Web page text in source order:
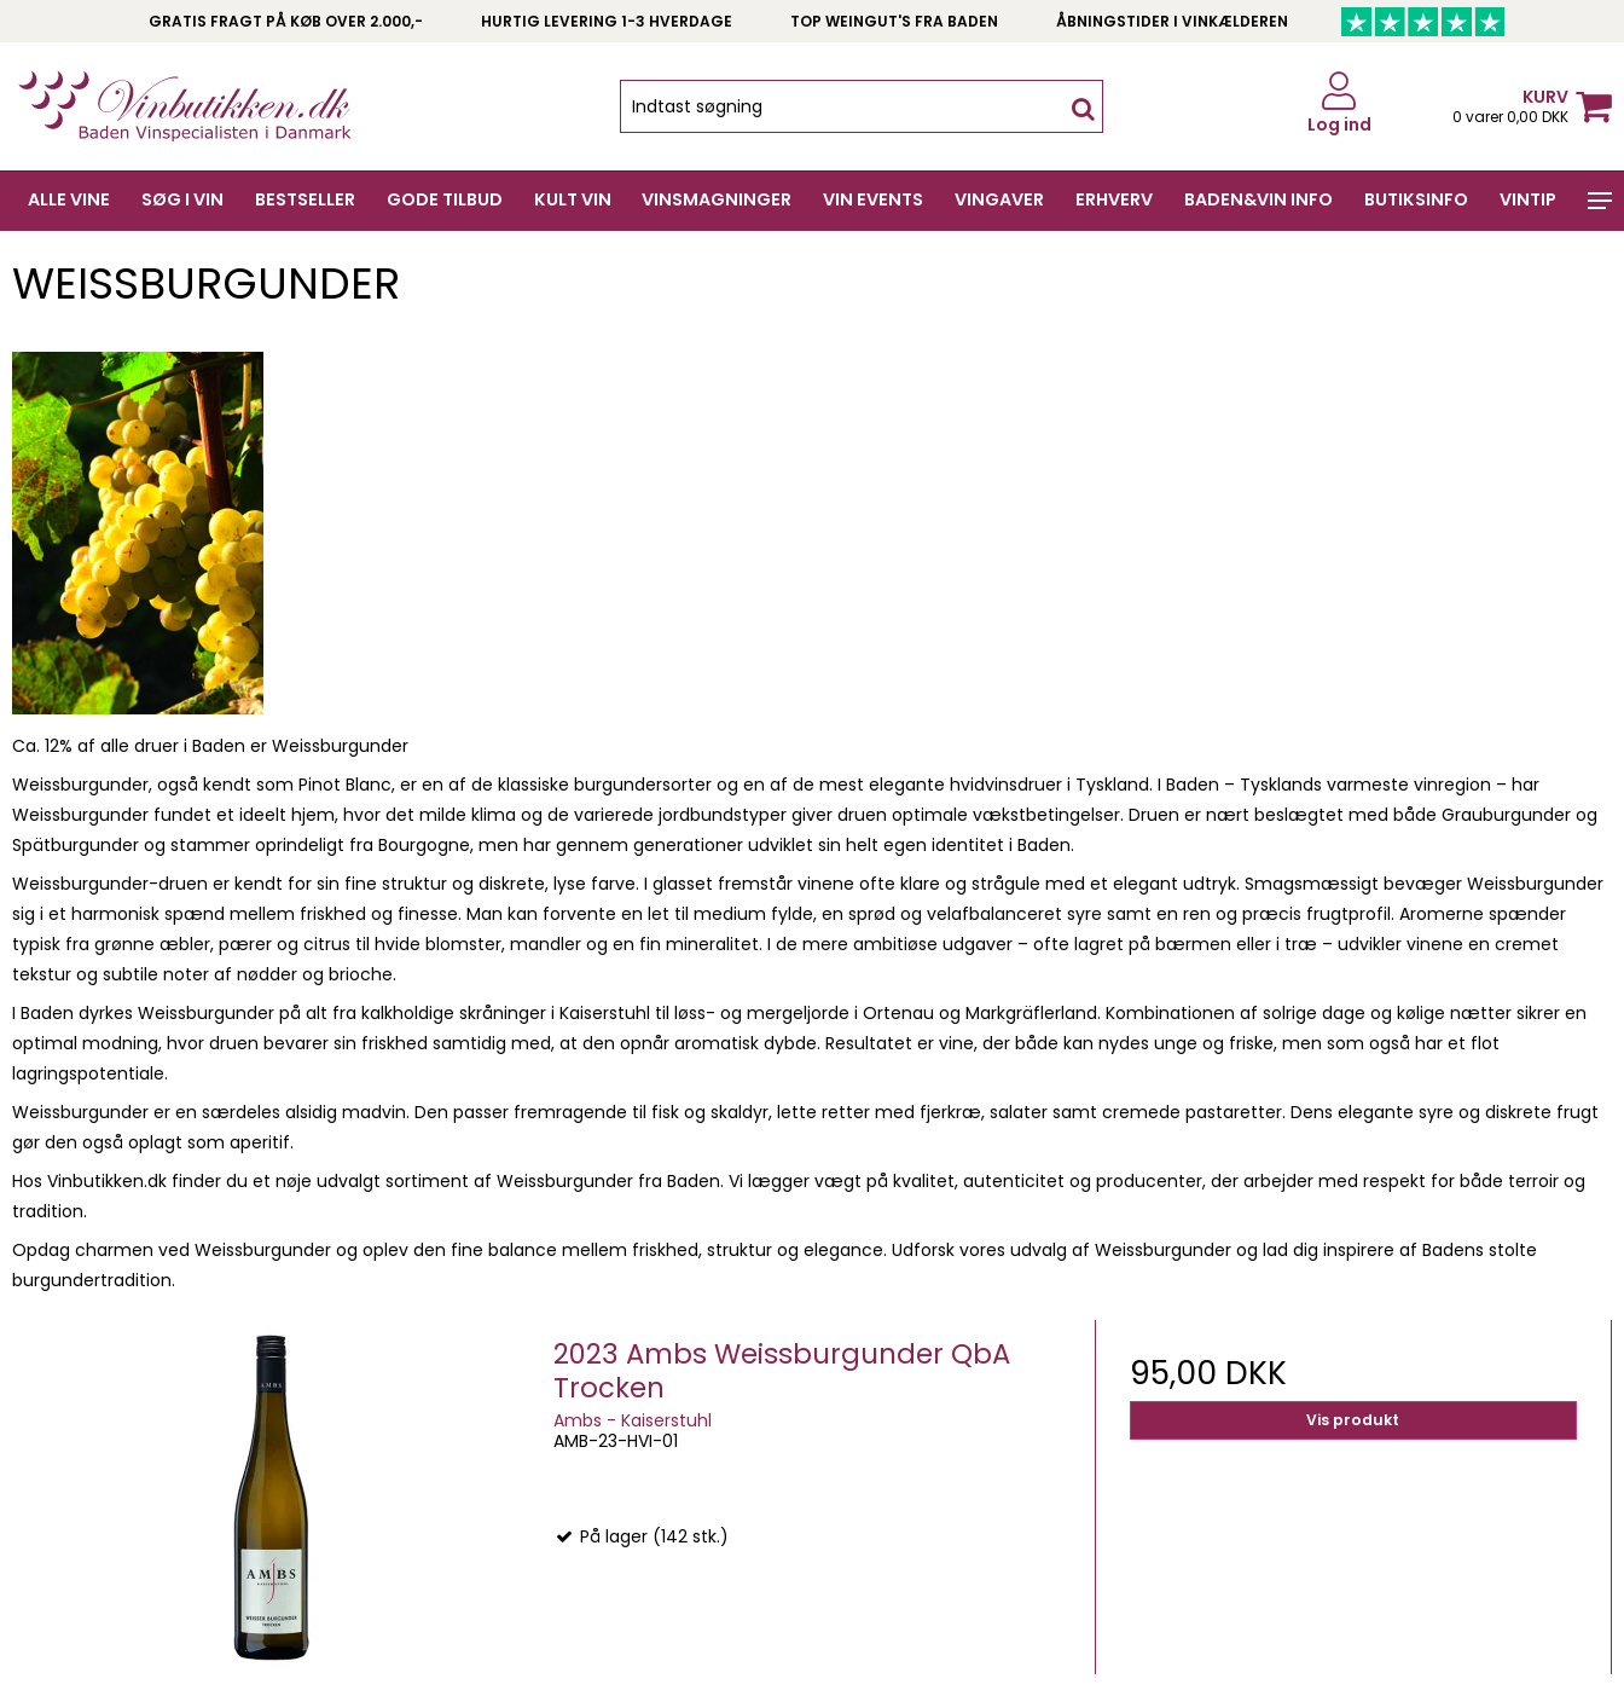
GRATIS FRAGT PÅ KØB OVER 2.000,- HURTIG LEVERING 1-3 HVERDAGE TOP WEINGUT'S FRA BADEN ÅBNINGSTIDER I VINKÆLDEREN
Log ind
KURV
0 varer 0,00 DKK
ALLE VINE SØG I VIN BESTSELLER GODE TILBUD KULT VIN VINSMAGNINGER VIN EVENTS VINGAVER ERHVERV BADEN&VIN INFO BUTIKSINFO VINTIP
WEISSBURGUNDER
Ca. 12% af alle druer i Baden er Weissburgunder
Weissburgunder, også kendt som Pinot Blanc, er en af de klassiske burgundersorter og en af de mest elegante hvidvinsdruer i Tyskland. I Baden – Tysklands varmeste vinregion – har
Weissburgunder fundet et ideelt hjem, hvor det milde klima og de varierede jordbundstyper giver druen optimale vækstbetingelser. Druen er nært beslægtet med både Grauburgunder og
Spätburgunder og stammer oprindeligt fra Bourgogne, men har gennem generationer udviklet sin helt egen identitet i Baden.
Weissburgunder-druen er kendt for sin fine struktur og diskrete, lyse farve. I glasset fremstår vinene ofte klare og strågule med et elegant udtryk. Smagsmæssigt bevæger Weissburgunder
sig i et harmonisk spænd mellem friskhed og finesse. Man kan forvente en let til medium fylde, en sprød og velafbalanceret syre samt en ren og præcis frugtprofil. Aromerne spænder
typisk fra grønne æbler, pærer og citrus til hvide blomster, mandler og en fin mineralitet. I de mere ambitiøse udgaver – ofte lagret på bærmen eller i træ – udvikler vinene en cremet
tekstur og subtile noter af nødder og brioche.
I Baden dyrkes Weissburgunder på alt fra kalkholdige skråninger i Kaiserstuhl til løss- og mergeljorde i Ortenau og Markgräflerland. Kombinationen af solrige dage og kølige nætter sikrer en
optimal modning, hvor druen bevarer sin friskhed samtidig med, at den opnår aromatisk dybde. Resultatet er vine, der både kan nydes unge og friske, men som også har et flot
lagringspotentiale.
Weissburgunder er en særdeles alsidig madvin. Den passer fremragende til fisk og skaldyr, lette retter med fjerkræ, salater samt cremede pastaretter. Dens elegante syre og diskrete frugt
gør den også oplagt som aperitif.
Hos Vinbutikken.dk finder du et nøje udvalgt sortiment af Weissburgunder fra Baden. Vi lægger vægt på kvalitet, autenticitet og producenter, der arbejder med respekt for både terroir og
tradition.
Opdag charmen ved Weissburgunder og oplev den fine balance mellem friskhed, struktur og elegance. Udforsk vores udvalg af Weissburgunder og lad dig inspirere af Badens stolte
burgundertradition.
2023 Ambs Weissburgunder QbA
Trocken
Ambs - Kaiserstuhl
AMB-23-HVI-01
På lager (142 stk.)
95,00 DKK
Vis produkt